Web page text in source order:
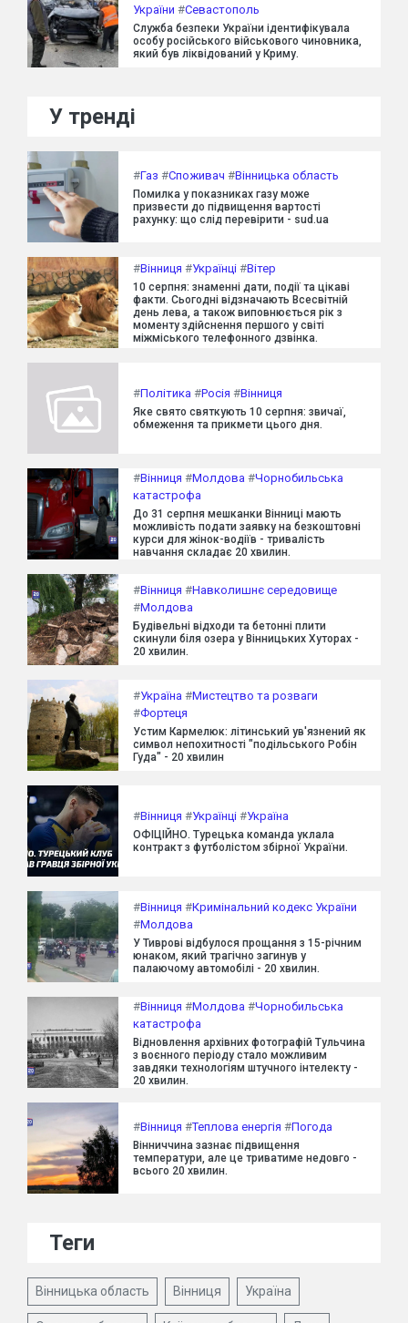
України #Севастополь
Служба безпеки України ідентифікувала
особу російського військового чиновника,
який був ліквідований у Криму.
У тренді
#Газ #Споживач #Вінницька область
Помилка у показниках газу може
призвести до підвищення вартості
рахунку: що слід перевірити - sud.ua
#Вінниця #Українці #Вітер
10 серпня: знаменні дати, події та цікаві
факти. Сьогодні відзначають Всесвітній
день лева, а також виповнюється рік з
моменту здійснення першого у світі
міжміського телефонного дзвінка.
#Політика #Росія #Вінниця
Яке свято святкують 10 серпня: звичаї,
обмеження та прикмети цього дня.
#Вінниця #Молдова #Чорнобильська
катастрофа
До 31 серпня мешканки Вінниці мають
можливість подати заявку на безкоштовні
курси для жінок-водіїв - тривалість
навчання складає 20 хвилин.
#Вінниця #Навколишнє середовище
#Молдова
Будівельні відходи та бетонні плити
скинули біля озера у Вінницьких Хуторах -
20 хвилин.
#Україна #Мистецтво та розваги
#Фортеця
Устим Кармелюк: літинський ув'язнений як
символ непохитності "подільського Робін
Гуда" - 20 хвилин
#Вінниця #Українці #Україна
ОФІЦІЙНО. Турецька команда уклала
контракт з футболістом збірної України.
#Вінниця #Кримінальний кодекс України
#Молдова
У Тиврові відбулося прощання з 15-річним
юнаком, який трагічно загинув у
палаючому автомобілі - 20 хвилин.
#Вінниця #Молдова #Чорнобильська
катастрофа
Відновлення архівних фотографій Тульчина
з воєнного періоду стало можливим
завдяки технологіям штучного інтелекту -
20 хвилин.
#Вінниця #Теплова енергія #Погода
Вінниччина зазнає підвищення
температури, але це триватиме недовго -
всього 20 хвилин.
Теги
Вінницька область Вінниця Україна